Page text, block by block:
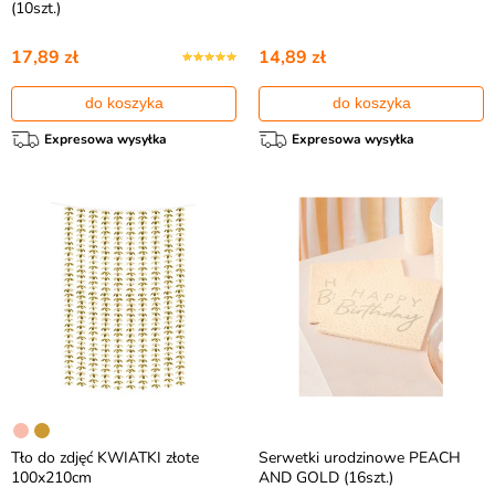
(10szt.)
17,89 zł
do koszyka
Expresowa wysyłka
14,89 zł
do koszyka
Expresowa wysyłka
Tło do zdjęć KWIATKI złote
100x210cm
Serwetki urodzinowe PEACH
AND GOLD (16szt.)